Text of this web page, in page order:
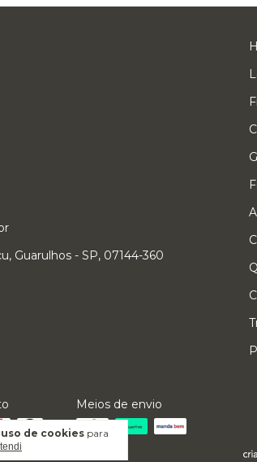
de cookies para
Guarulhos - SP, 07144-360
Meios de envio